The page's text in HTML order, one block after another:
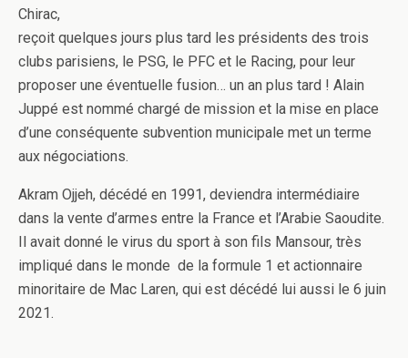
Chirac,
reçoit quelques jours plus tard les présidents des trois
clubs parisiens, le PSG, le PFC et le Racing, pour leur
proposer une éventuelle fusion… un an plus tard ! Alain
Juppé est nommé chargé de mission et la mise en place
d’une conséquente subvention municipale met un terme
aux négociations.
Akram Ojjeh, décédé en 1991, deviendra intermédiaire
dans la vente d’armes entre la France et l’Arabie Saoudite.
Il avait donné le virus du sport à son fils Mansour, très
impliqué dans le monde de la formule 1 et actionnaire
minoritaire de Mac Laren, qui est décédé lui aussi le 6 juin
2021.